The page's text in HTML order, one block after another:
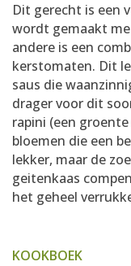
Dit gerecht is een
wordt gemaakt
andere is een
kerstomaten. Dit
saus die
drager voor dit
rapini (een
bloemen die een
lekker, maar de
geitenkaas
het geheel
KOOKBOEK